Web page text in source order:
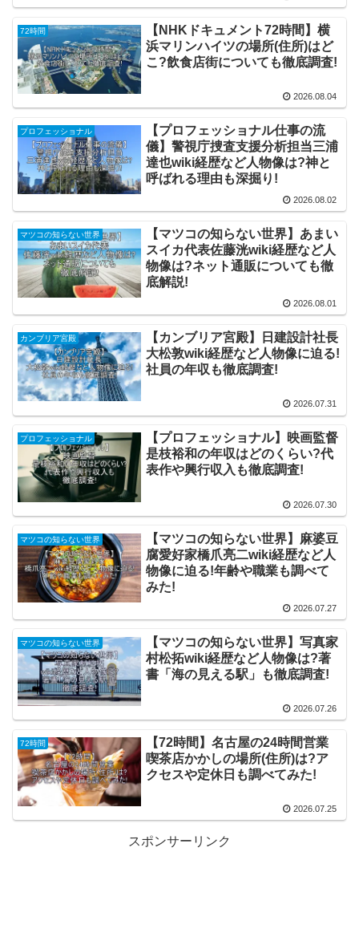
72時間
【NHKドキュメント72時間】横
浜マリンハイツの場所(住所)はど
こ?飲食店街についても徹底調査!
2026.08.04
プロフェッショナル
【プロフェッショナル仕事の流
儀】警視庁捜査支援分析担当三浦
達也wiki経歴など人物像は?神と
呼ばれる理由も深掘り!
2026.08.02
マツコの知らない世界
【マツコの知らない世界】あまい
スイカ代表佐藤洸wiki経歴など人
物像は?ネット通販についても徹
底解説!
2026.08.01
カンブリア宮殿
【カンブリア宮殿】日建設計社長
大松敦wiki経歴など人物像に迫る!
社員の年収も徹底調査!
2026.07.31
プロフェッショナル
【プロフェッショナル】映画監督
是枝裕和の年収はどのくらい?代
表作や興行収入も徹底調査!
2026.07.30
マツコの知らない世界
【マツコの知らない世界】麻婆豆
腐愛好家橋爪亮二wiki経歴など人
物像に迫る!年齢や職業も調べて
みた!
2026.07.27
マツコの知らない世界
【マツコの知らない世界】写真家
村松拓wiki経歴など人物像は?著
書「海の見える駅」も徹底調査!
2026.07.26
72時間
【72時間】名古屋の24時間営業
喫茶店かかしの場所(住所)は?ア
クセスや定休日も調べてみた!
2026.07.25
スポンサーリンク